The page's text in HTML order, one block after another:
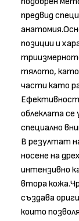
предвид
позиции и
тялото, като
части като
облеклата
специално
В резултат
носене на
интензивно
втора
създава
които